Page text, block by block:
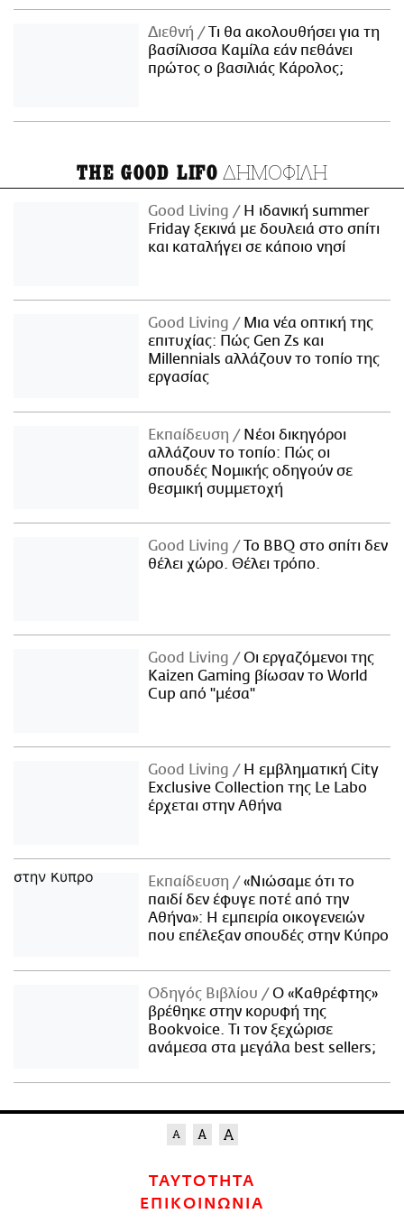
Διεθνή
Τι θα ακολουθήσει για τη
βασίλισσα Καμίλα εάν πεθάνει
πρώτος ο βασιλιάς Κάρολος;
THE GOOD LIFO ΔΗΜΟΦΙΛΗ
Good Living
Η ιδανική summer
Friday ξεκινά με δουλειά στο σπίτι
και καταλήγει σε κάποιο νησί
Good Living
Μια νέα οπτική της
επιτυχίας: Πώς Gen Zs και
Millennials αλλάζουν το τοπίο της
εργασίας
Εκπαίδευση
Νέοι δικηγόροι
αλλάζουν το τοπίο: Πώς οι
σπουδές Νομικής οδηγούν σε
θεσμική συμμετοχή
Good Living
Το BBQ στο σπίτι δεν
θέλει χώρο. Θέλει τρόπο.
Good Living
Οι εργαζόμενοι της
Kaizen Gaming βίωσαν το World
Cup από "μέσα"
Good Living
Η εμβληματική City
Exclusive Collection της Le Labo
έρχεται στην Αθήνα
Εκπαίδευση
«Νιώσαμε ότι το
παιδί δεν έφυγε ποτέ από την
Αθήνα»: Η εμπειρία οικογενειών
που επέλεξαν σπουδές στην Κύπρο
Οδηγός Βιβλίου
Ο «Καθρέφτης»
βρέθηκε στην κορυφή της
Bookvoice. Τι τον ξεχώρισε
ανάμεσα στα μεγάλα best sellers;
ΤΑΥΤΟΤΗΤΑ
ΕΠΙΚΟΙΝΩΝΙΑ